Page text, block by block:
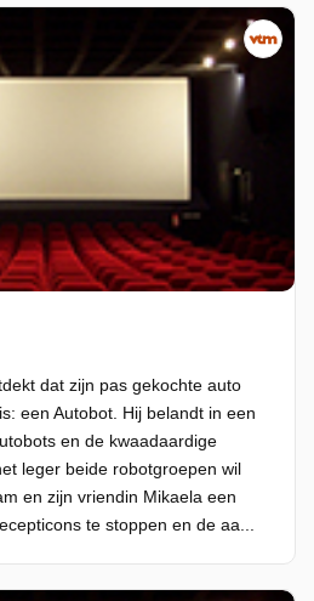
dat zijn pas gekochte auto
een Autobot. Hij belandt in een
en de kwaadaardige
leger beide robotgroepen wil
en zijn vriendin Mikaela een
te stoppen en de aa...